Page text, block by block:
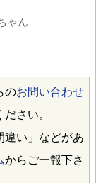
ゃん
のお問い合わせ
さい。
い」などがあ
からご一報下さ